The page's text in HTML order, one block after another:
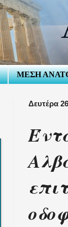
ΜΕΣΗ
Δευτέρα